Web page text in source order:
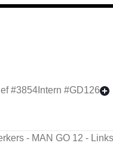
#3854 Intern #GD126